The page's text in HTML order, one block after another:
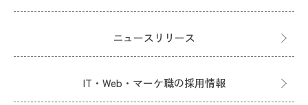
ニュースリリース
IT・Web・マーケ職の採用情報